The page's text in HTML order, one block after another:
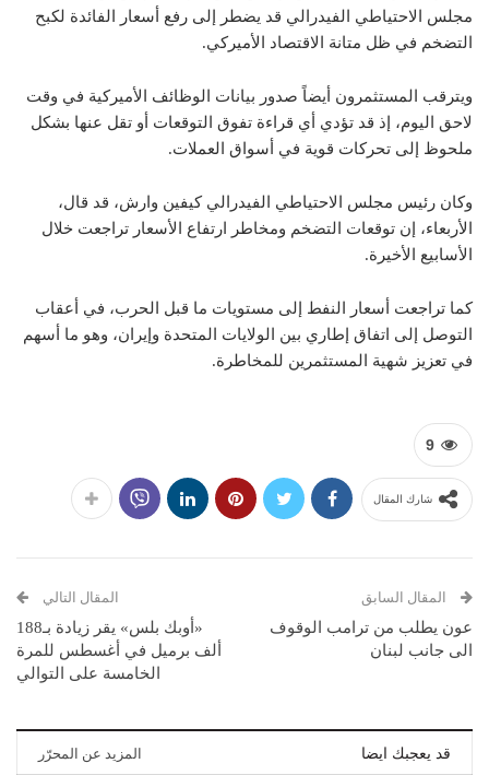
مجلس الاحتياطي الفيدرالي قد يضطر إلى رفع أسعار الفائدة لكبح
التضخم في ظل متانة الاقتصاد الأميركي.
ويترقب المستثمرون أيضاً صدور بيانات الوظائف الأميركية في وقت
لاحق اليوم، إذ قد تؤدي أي قراءة تفوق التوقعات أو تقل عنها بشكل
ملحوظ إلى تحركات قوية في أسواق العملات.
وكان رئيس مجلس الاحتياطي الفيدرالي كيفين وارش، قد قال،
الأربعاء، إن توقعات التضخم ومخاطر ارتفاع الأسعار تراجعت خلال
الأسابيع الأخيرة.
كما تراجعت أسعار النفط إلى مستويات ما قبل الحرب، في أعقاب
التوصل إلى اتفاق إطاري بين الولايات المتحدة وإيران، وهو ما أسهم
في تعزيز شهية المستثمرين للمخاطرة.
9
شارك المقال
المقال السابق
عون يطلب من ترامب الوقوف
الى جانب لبنان
المقال التالي
«أوبك بلس» يقر زيادة بـ188
ألف برميل في أغسطس للمرة
الخامسة على التوالي
قد يعجبك ايضا المزيد عن المحرّر